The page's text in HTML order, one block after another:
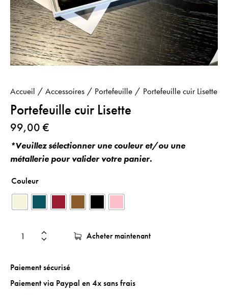
Accueil Accessoires Portefeuille Portefeuille cuir Lisette
Portefeuille cuir Lisette
99,00 €
*Veuillez sélectionner une couleur et/ou une
métallerie pour valider votre panier.
Couleur
Acheter maintenant
Paiement sécurisé
Paiement via Paypal en 4x sans frais